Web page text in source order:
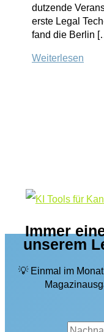
dutzende
erste Legal
fand die Berlin
Rückblick
Ausblick
auf
Weiterlesen
Immer
unserem
💡 Einmal im